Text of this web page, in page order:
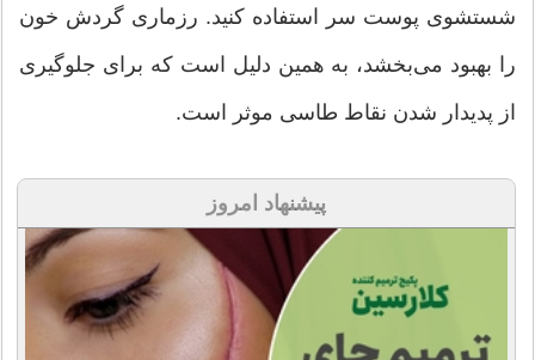
شستشوی پوست سر استفاده کنید. رزماری گردش خون
را بهبود می‌بخشد، به همین دلیل است که برای جلوگیری
از پدیدار شدن نقاط طاسی موثر است.
پیشنهاد امروز